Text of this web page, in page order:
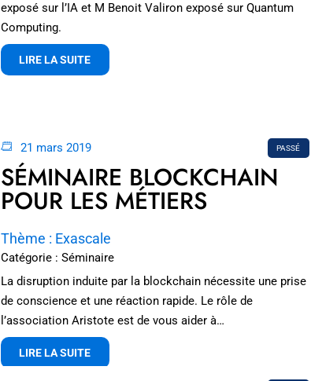
exposé sur l’IA et M Benoit Valiron exposé sur Quantum
Computing.
LIRE LA SUITE
21 mars 2019 PASSÉ
SÉMINAIRE BLOCKCHAIN
POUR LES MÉTIERS
Thème : Exascale
Catégorie : Séminaire
La disruption induite par la blockchain nécessite une prise
de conscience et une réaction rapide. Le rôle de
l’association Aristote est de vous aider à…
LIRE LA SUITE